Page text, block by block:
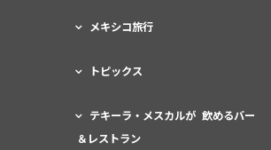
メキシコ旅行
トピックス
テキーラ・メスカルが 飲めるバー
＆レストラン